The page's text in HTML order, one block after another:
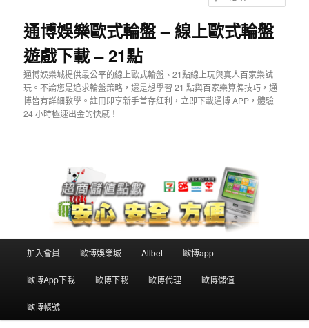
通博娛樂歐式輪盤 – 線上歐式輪盤
遊戲下載 – 21點
通博娛樂城提供最公平的線上歐式輪盤、21點線上玩與真人百家樂試
玩。不論您是追求輪盤策略，還是想學習 21 點與百家樂算牌技巧，通
博皆有詳細教學。註冊即享新手首存紅利，立即下載通博 APP，體驗
24 小時極速出金的快感！
尋
加入會員 歐博娛樂城 Allbet 歐博app
歐博App下載 歐博下載 歐博代理 歐博儲值
歐博帳號